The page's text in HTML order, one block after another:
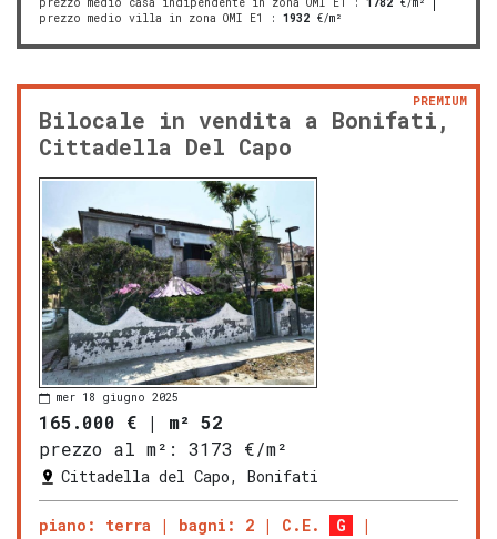
prezzo medio villa in zona OMI E1
: 1932 €/m²
Bilocale in vendita a Bonifati,
Cittadella Del Capo
PREMIUM
mer 18 giugno 2025
165.000 € | m² 52
prezzo al m²:
3173 €/m²
Cittadella del Capo, Bonifati
piano: terra bagni: 2 C.E.
G